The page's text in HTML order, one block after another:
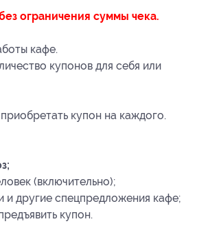
ограничения суммы чека.
кафе.
купонов для себя или
купон на каждого.
(включительно);
и другие спецпредложения кафе;
купон.